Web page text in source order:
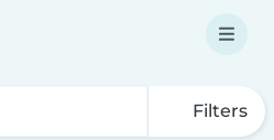
Filters